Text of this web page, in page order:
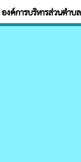
องค์การบริหารส่วนตำบ